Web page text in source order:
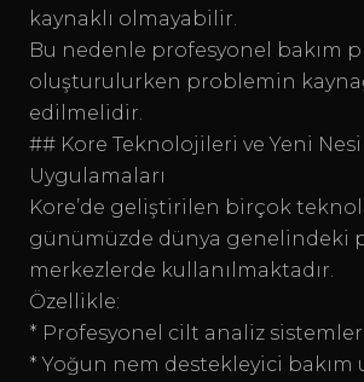
kaynaklı olmayabilir.
Bu nedenle profesyonel bakım
oluşturulurken problemin
edilmelidir.
## Kore Teknolojileri ve Yeni
Uygulamaları
Kore’de geliştirilen birçok
günümüzde dünya genelindeki
merkezlerde kullanılmaktadır.
Özellikle:
* Profesyonel cilt analiz
* Yoğun nem destekleyici bakım